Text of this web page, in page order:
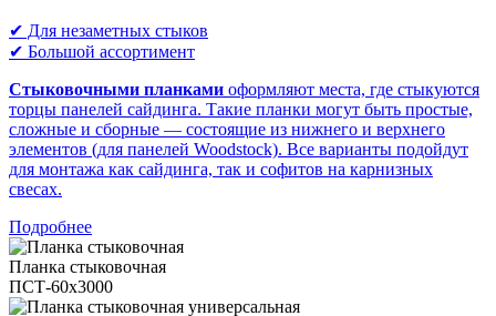
✔ Для незаметных стыков
✔ Большой ассортимент
Стыковочными планками оформляют места, где стыкуются
торцы панелей сайдинга. Такие планки могут быть простые,
сложные и сборные — состоящие из нижнего и верхнего
элементов (для панелей Woodstock). Все варианты подойдут
для монтажа как сайдинга, так и софитов на карнизных
свесах.
Подробнее
Планка стыковочная
ПСТ-60х3000